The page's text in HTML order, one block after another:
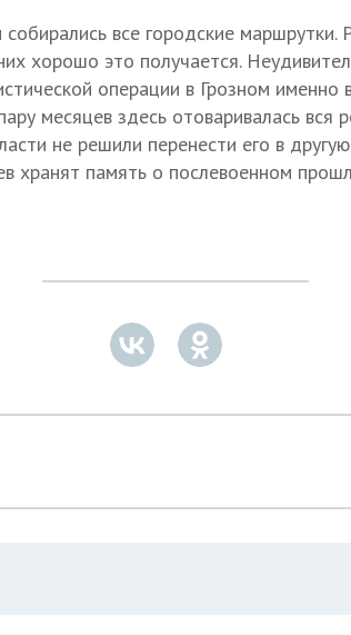
все городские маршрутки.
хорошо это получается.
операции в Грозном
месяцев здесь отоваривалась вся
не решили перенести его в
хранят память о послевоенном